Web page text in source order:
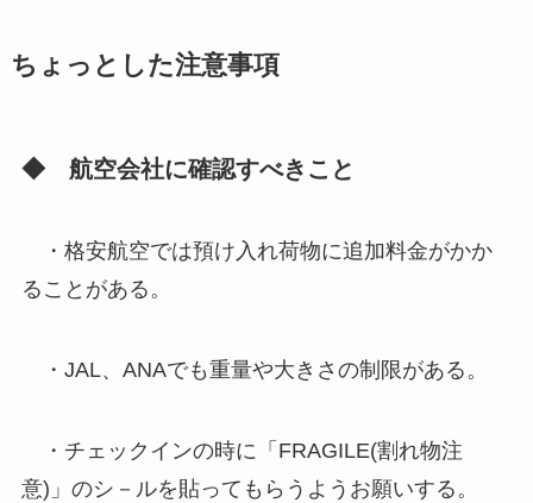
ちょっとした注意事項
◆航空会社に確認すべきこと
・格安航空では預け入れ荷物に追加料金がかか
ることがある。
・JAL、ANAでも重量や大きさの制限がある。
・チェックインの時に「FRAGILE(割れ物注
意)」のシ－ルを貼ってもらうようお願いする。